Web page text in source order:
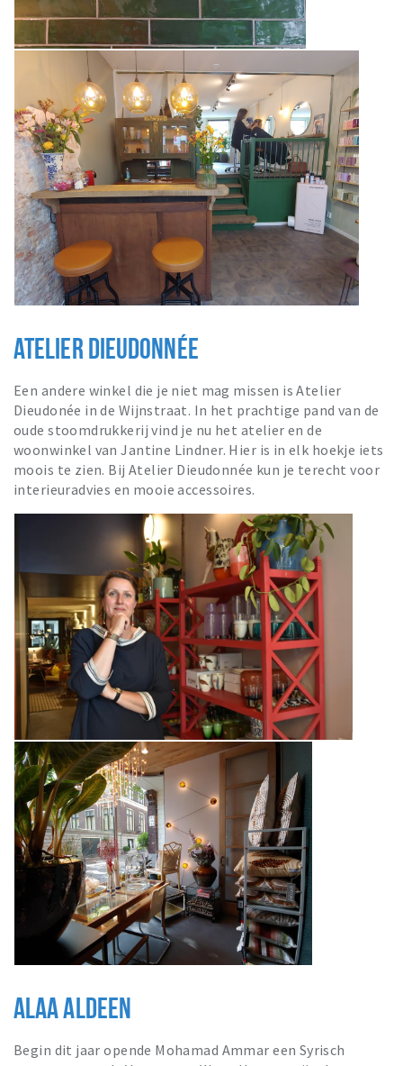
ATELIER DIEUDONNÉE
Een andere winkel die je niet mag missen is Atelier
Dieudonée in de Wijnstraat. In het prachtige pand van de
oude stoomdrukkerij vind je nu het atelier en de
woonwinkel van Jantine Lindner. Hier is in elk hoekje iets
moois te zien. Bij Atelier Dieudonnée kun je terecht voor
interieuradvies en mooie accessoires.
ALAA ALDEEN
Begin dit jaar opende Mohamad Ammar een Syrisch